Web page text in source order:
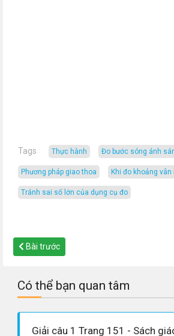
Tags Thực hành đo bước sóng ánh
phương pháp giao thoa khi đo khoảng
tránh sai số lớn của dụng cụ đo
Bài trước
Có thể bạn quan tâm